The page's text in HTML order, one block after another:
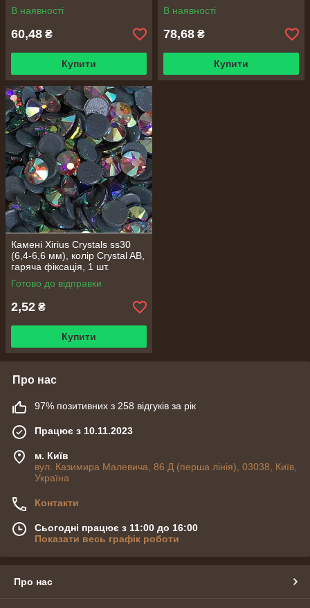
В наявності
60,48 ₴
Купити
В наявності
78,68 ₴
Купити
Камені Xirius Сrystals ss30
(6,4-6,6 мм), колір Сrystal AB,
гаряча фіксація, 1 шт.
Готово до відправки
2,52 ₴
Купити
Про нас
97% позитивних з 258 відгуків за рік
Працює з 10.11.2023
м. Київ
вул. Казимира Малевича, 86 Д (перша лінія), 03038, Київ,
Україна
Контакти
Сьогодні працює з 11:00 до 16:00
Показати весь графік роботи
Про нас